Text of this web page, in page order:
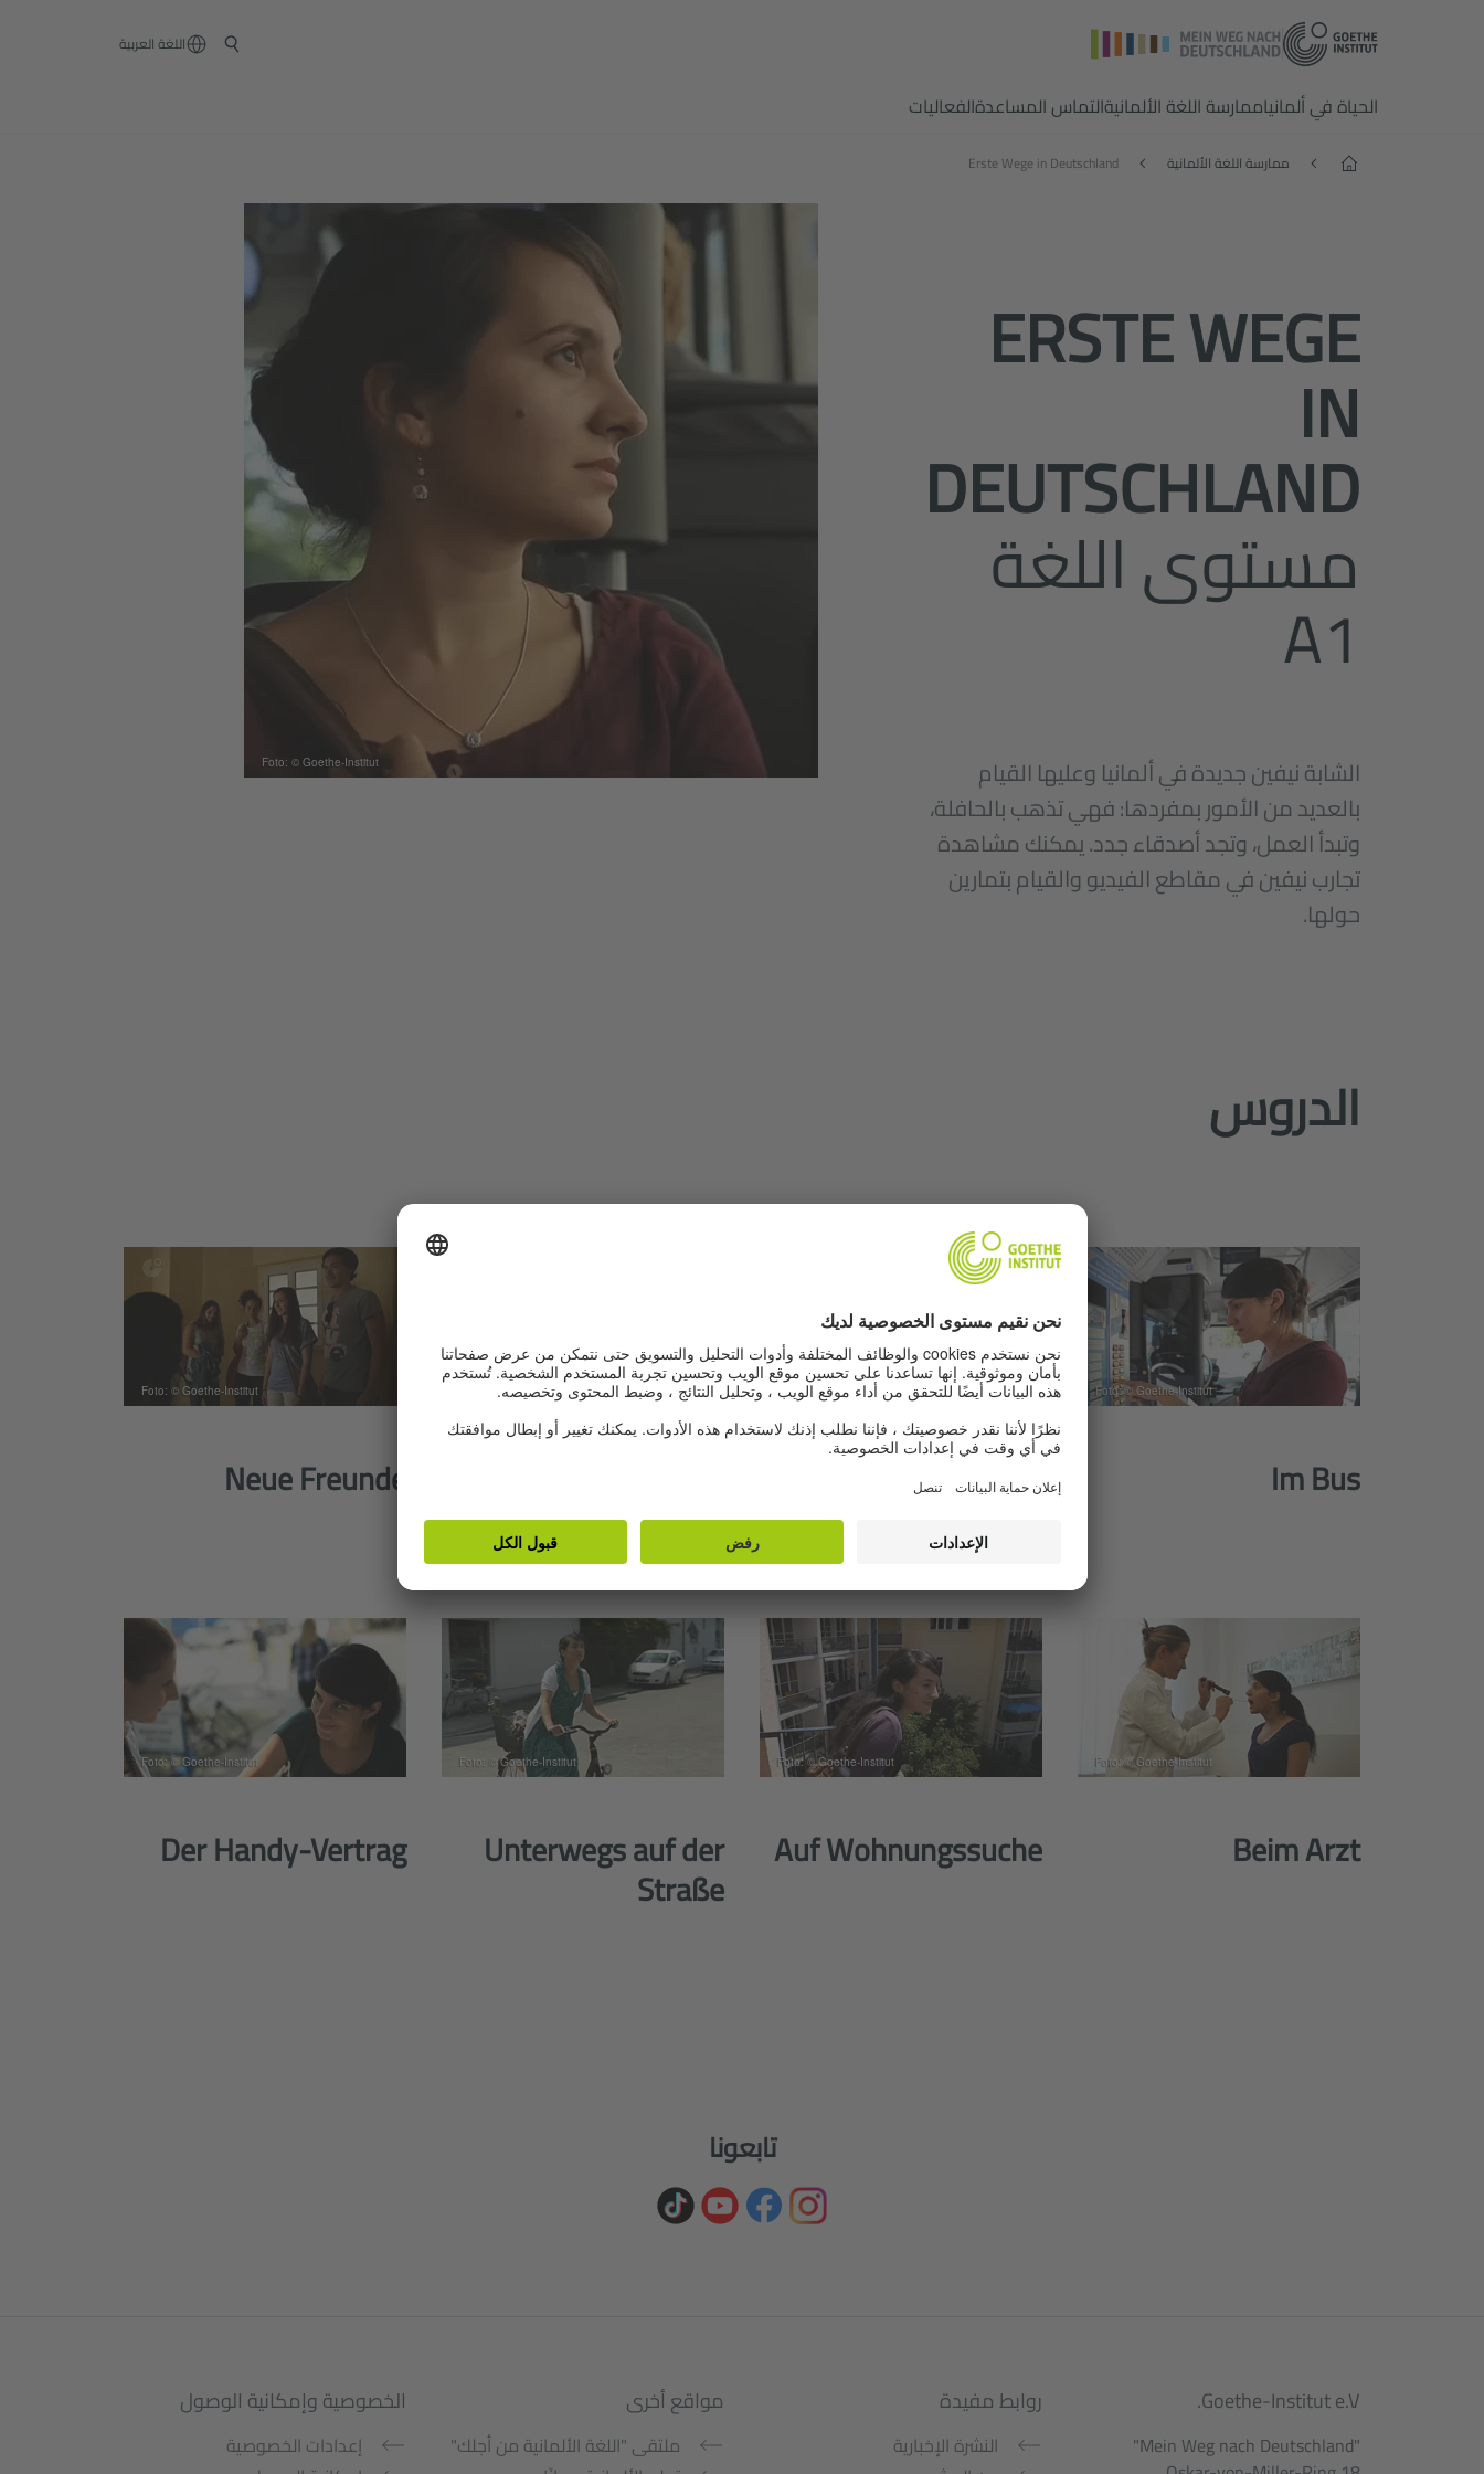
‏اللغة العربية
الحياة في ألمانياممارسة اللغة الألمانيةالتماس المساعدةالفعاليات
الصفحة الرئيسيةممارسة اللغة الألمانية Erste Wege in Deutschland
ERSTE WEGE
IN
DEUTSCHLAND
مستوى اللغة
A1
الشابة نيفين جديدة في ألمانيا وعليها القيام
بالعديد من الأمور بمفردها: فهي تذهب بالحافلة،
وتبدأ العمل، وتجد أصدقاء جدد. يمكنك مشاهدة
تجارب نيفين في مقاطع الفيديو والقيام بتمارين
حولها.
Foto: © Goethe-Institut
الدروس
Im Bus
Foto: © Goethe-Institut
Auf Arbeitssuche
Foto: © Goethe-Institut
© Goethe-Institut
Neue Freunde
Foto: © Goethe-Institut
Beim Arzt
Foto: © Goethe-Institut
Auf Wohnungssuche
Foto: © Goethe-Institut
Unterwegs auf der
Straße
Foto: © Goethe-Institut
Der Handy-Vertrag
Foto: © Goethe-Institut
تابعونا
Service- und Informationsbereich
Goethe-Institut e.V.
"Mein Weg nach Deutschland"
روابط مفيدة
النشرة الإخبارية
مواقع أخرى
ملتقى "اللغة الألمانية من أجلك"
الخصوصية وإمكانية الوصول
إعدادات الخصوصية